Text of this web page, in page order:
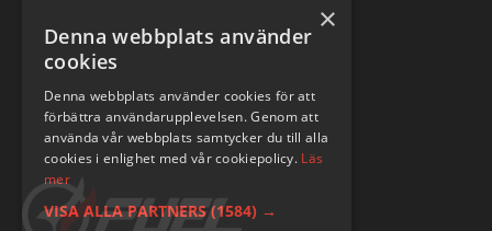
×
Denna webbplats använder
cookies
Denna webbplats använder cookies för att
förbättra användarupplevelsen. Genom att
använda vår webbplats samtycker du till alla
cookies i enlighet med vår cookiepolicy. Läs
mer
VISA ALLA PARTNERS (1584) →